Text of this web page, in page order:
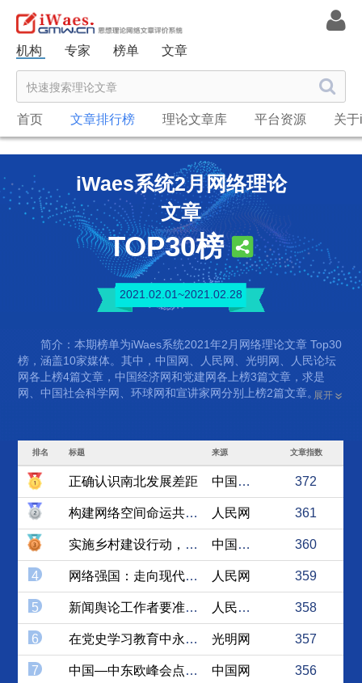
机构 专家 榜单 文章
首页 文章排行榜 理论文章库 平台资源 关
iWaes系统2月网络理论
文章
TOP30榜
2021.02.01~2021.02.28
简介：本期榜单为iWaes系统2021年2月网络理论文章 Top30
榜，涵盖10家媒体。其中，中国网、人民网、光明网、人民论坛
网各上榜4篇文章，中国经济网和党建网各上榜3篇文章，求是
网、中国社会科学网、环球网和宣讲家网分别上榜2篇文章。展开
排名 标题 来源 文章指数
正确认识南北发展差距 中国经济网 372
构建网络空间命运共同体必须... 人民网 361
实施乡村建设行动，大有可为 中国经济网 360
4 网络强国：走向现代化的必由... 人民网 359
5 新闻舆论工作者要准确把握“... 人民论坛网 358
6 在党史学习教育中永葆党的生... 光明网 357
7 中国—中东欧峰会点明亮点和... 中国网 356